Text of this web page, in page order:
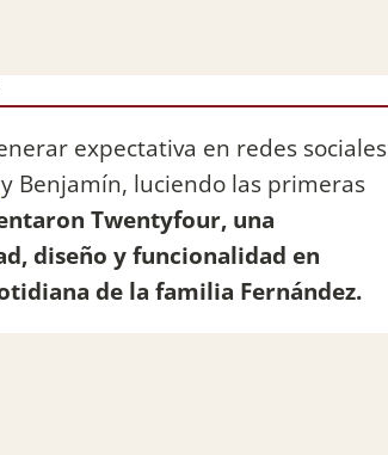
expectativa en redes sociales
y Benjamín, luciendo las primeras
Twentyfour, una
diseño y funcionalidad en
de la familia Fernández.